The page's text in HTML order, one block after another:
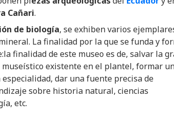
Cañari.
de biología, se exhiben varios
La finalidad por la que se funda y
finalidad de este museo es de, salvar la
existente en el plantel, formar
dar una fuente precisa de
sobre historia natural, ciencias
etc.